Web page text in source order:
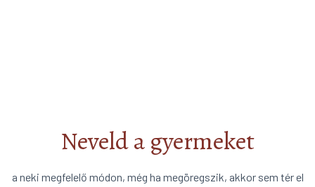
Neveld a gyermeket
a neki megfelelő módon, még ha megöregszik, akkor sem tér el